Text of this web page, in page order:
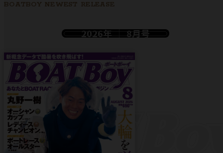
BOATBOY NEWEST RELEASE
2026年 8月号